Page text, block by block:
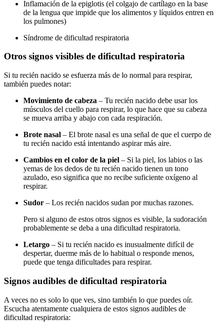
Inflamación de la epiglotis (el colgajo de cartílago en la base
de la lengua que impide que los alimentos y líquidos entren en
los pulmones)
Síndrome de dificultad respiratoria
Otros signos visibles de dificultad respiratoria
Si tu recién nacido se esfuerza más de lo normal para respirar,
también puedes notar:
Movimiento de cabeza – Tu recién nacido debe usar los
músculos del cuello para respirar, lo que hace que su cabeza
se mueva arriba y abajo con cada respiración.
Brote nasal – El brote nasal es una señal de que el cuerpo de
tu recién nacido está intentando aspirar más aire.
Cambios en el color de la piel – Si la piel, los labios o las
yemas de los dedos de tu recién nacido tienen un tono
azulado, eso significa que no recibe suficiente oxígeno al
respirar.
Sudor – Los recién nacidos sudan por muchas razones.
Pero si alguno de estos otros signos es visible, la sudoración
probablemente se deba a una dificultad respiratoria.
Letargo – Si tu recién nacido es inusualmente difícil de
despertar, duerme más de lo habitual o responde menos,
puede que tenga dificultades para respirar.
Signos audibles de dificultad respiratoria
A veces no es solo lo que ves, sino también lo que puedes oír.
Escucha atentamente cualquiera de estos signos audibles de
dificultad respiratoria: